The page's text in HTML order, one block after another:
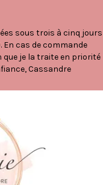
sous trois à cinq jours
cas de commande
que je la traite en priorité
Cassandre